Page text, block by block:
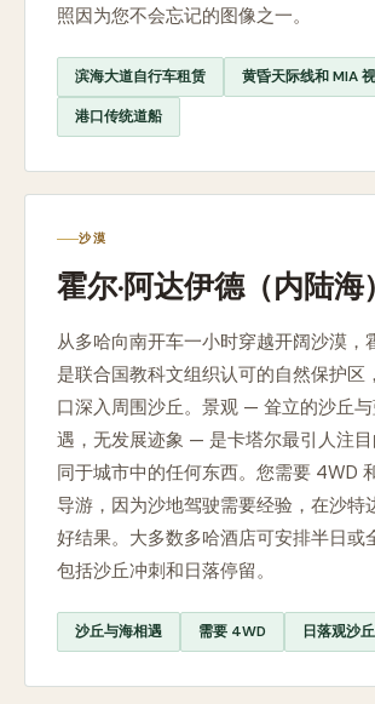
照因为您不会忘记的图像之一。
滨海大道自行车租赁 黄昏天际线和 MIA
港口传统道船
沙漠
霍尔·阿达伊德（内陆海）
从多哈向南开车一小时穿越开阔沙漠，
是联合国教科文组织认可的自然保护区
口深入周围沙丘。景观 — 耸立的沙丘与
遇，无发展迹象 — 是卡塔尔最引人注目
同于城市中的任何东西。您需要 4WD
导游，因为沙地驾驶需要经验，在沙特
好结果。大多数多哈酒店可安排半日或
包括沙丘冲刺和日落停留。
沙丘与海相遇 需要 4WD 日落观沙丘